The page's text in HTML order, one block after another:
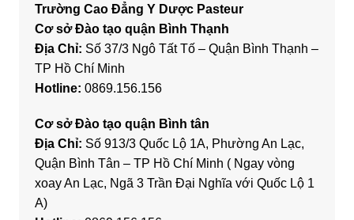
Trường Cao Đẳng Y Dược Pasteur
Cơ sở Đào tạo quận Bình Thạnh
Địa Chỉ: Số 37/3 Ngô Tất Tố – Quận Bình Thạnh –
TP Hồ Chí Minh
Hotline: 0869.156.156
Cơ sở Đào tạo quận Bình tân
Địa Chỉ: Số 913/3 Quốc Lộ 1A, Phường An Lạc,
Quận Bình Tân – TP Hồ Chí Minh ( Ngay vòng
xoay An Lạc, Ngã 3 Trần Đại Nghĩa với Quốc Lộ 1
A)